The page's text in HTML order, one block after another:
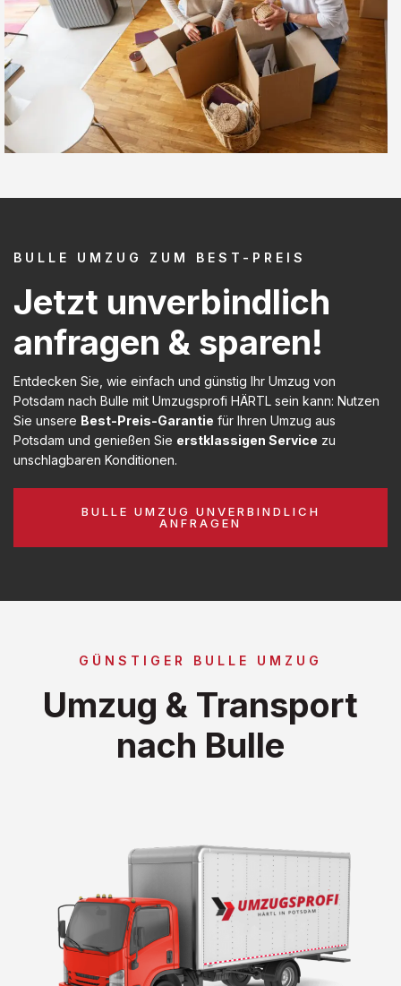
BULLE UMZUG ZUM BEST-PREIS
Jetzt unverbindlich
anfragen & sparen!
Entdecken Sie, wie einfach und günstig Ihr Umzug von
Potsdam nach Bulle mit Umzugsprofi HÄRTL sein kann: Nutzen
Sie unsere Best-Preis-Garantie für Ihren Umzug aus
Potsdam und genießen Sie erstklassigen Service zu
unschlagbaren Konditionen.
BULLE UMZUG UNVERBINDLICH
ANFRAGEN
GÜNSTIGER BULLE UMZUG
Umzug & Transport
nach Bulle